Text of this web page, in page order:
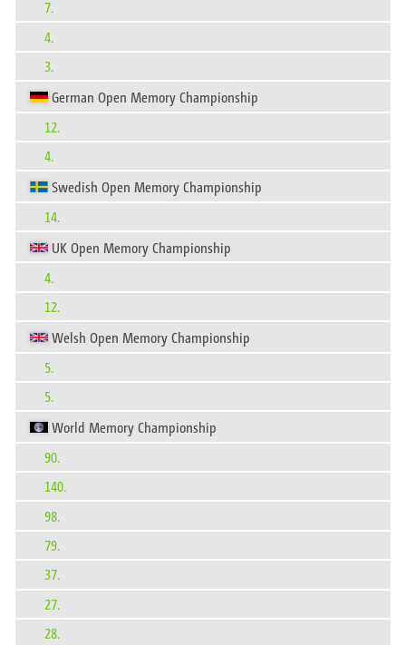
7.
4.
3.
German Open Memory Championship
12.
4.
Swedish Open Memory Championship
14.
UK Open Memory Championship
4.
12.
Welsh Open Memory Championship
5.
5.
World Memory Championship
90.
140.
98.
79.
37.
27.
28.